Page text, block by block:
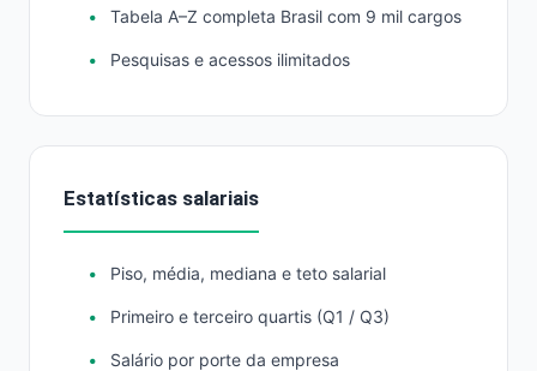
Tabela A–Z completa Brasil com 9 mil cargos
Pesquisas e acessos ilimitados
Estatísticas salariais
Piso, média, mediana e teto salarial
Primeiro e terceiro quartis (Q1 / Q3)
Salário por porte da empresa